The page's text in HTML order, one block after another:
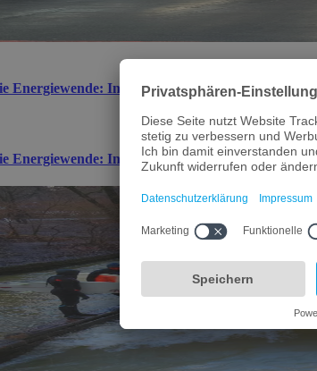
Energiewende: Invest in Bavaria auf der ees
Energiewende: Invest in Bavaria auf der ees